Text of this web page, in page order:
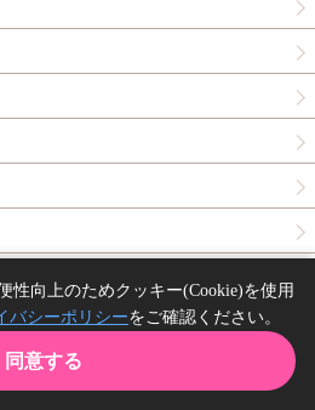
Copyright(C) comicomi studio. All right reserved.
性向上のためクッキー(Cookie)を使用
バシーポリシーをご確認ください。
同意する